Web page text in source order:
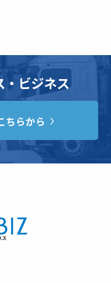
・ビジネス
ちらから